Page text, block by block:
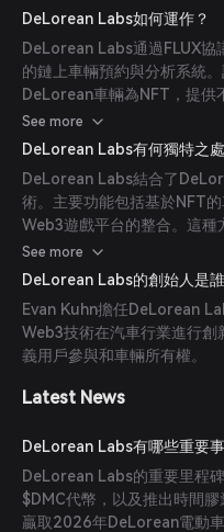
DeLorean Labs如何運作？
DeLorean Labs通過FLUX協
的鏈上車輛預約與分析系統
DeLorean車輛為NFT，提供
$DMC代幣是該生態系統內主
See more
DeLorean Labs有何獨特之
DeLorean Labs結合了
術。主要功能包括基於NFT
Web3遊戲平台的整合。這種
錄和獨家數字體驗。
See more
DeLorean Labs的創始人是
Evan Kuhn擔任DeLorean
Web3技術在汽車行業進行創
義用戶參與和車輛所有權。
Latest News
DeLorean Labs有哪些重要
DeLorean Labs的重要里程
$DMC代幣，以及推出時間
贏取2026年DeLorean電動車